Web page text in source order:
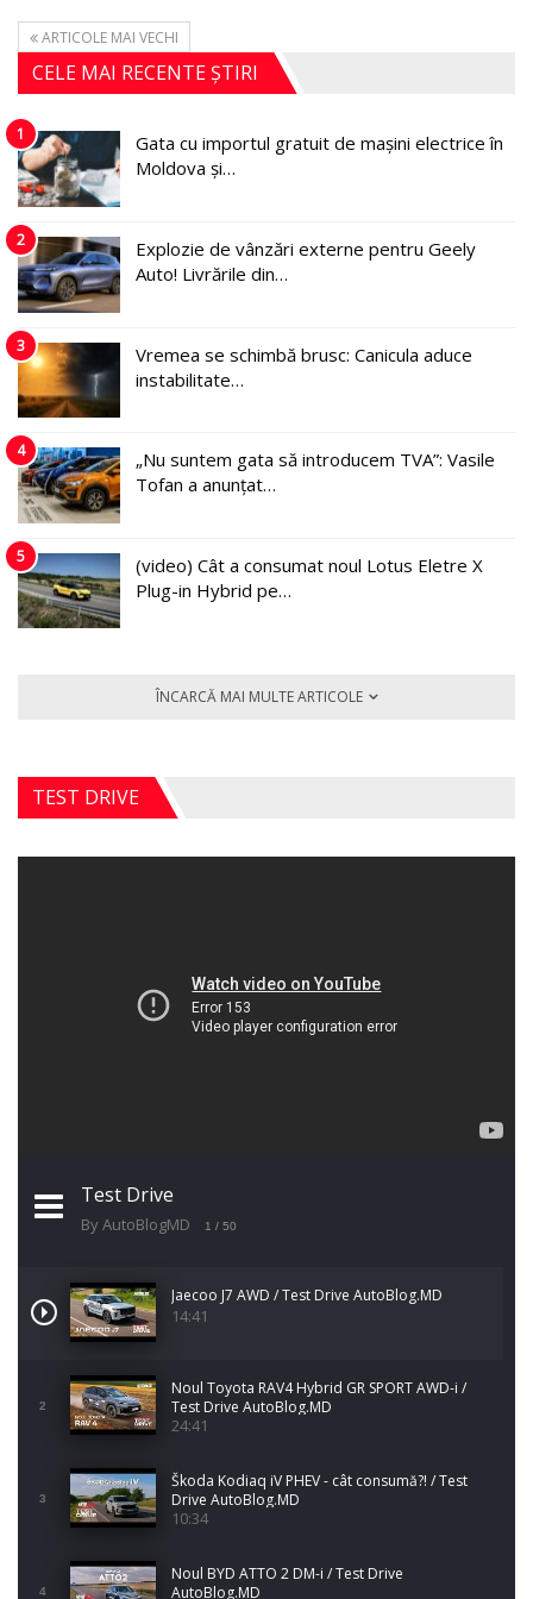
ARTICOLE MAI VECHI
CELE MAI RECENTE ȘTIRI
1
Gata cu importul gratuit de mașini electrice în
Moldova și…
2
Explozie de vânzări externe pentru Geely
Auto! Livrările din…
3
Vremea se schimbă brusc: Canicula aduce
instabilitate…
4
„Nu suntem gata să introducem TVA”: Vasile
Tofan a anunțat…
5
(video) Cât a consumat noul Lotus Eletre X
Plug-in Hybrid pe…
ÎNCARCĂ MAI MULTE ARTICOLE
TEST DRIVE
Test Drive
By AutoBlogMD 1 / 50
Jaecoo J7 AWD / Test Drive AutoBlog.MD
14:41
2
Noul Toyota RAV4 Hybrid GR SPORT AWD-i /
Test Drive AutoBlog.MD
24:41
3
Škoda Kodiaq iV PHEV - cât consumă?! / Test
Drive AutoBlog.MD
10:34
4
Noul BYD ATTO 2 DM-i / Test Drive
AutoBlog.MD